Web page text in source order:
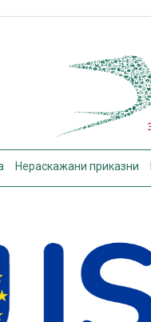
Нераскажани приказни